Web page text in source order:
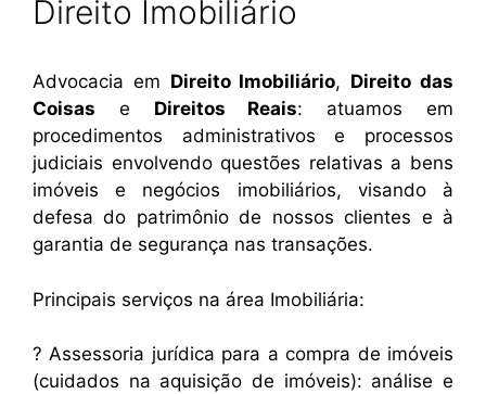
Direito Imobiliário
Advocacia em Direito Imobiliário, Direito das
Coisas e Direitos Reais: atuamos em
procedimentos administrativos e processos
judiciais envolvendo questões relativas a bens
imóveis e negócios imobiliários, visando à
defesa do patrimônio de nossos clientes e à
garantia de segurança nas transações.
Principais serviços na área Imobiliária:
? Assessoria jurídica para a compra de imóveis
(cuidados na aquisição de imóveis): análise e